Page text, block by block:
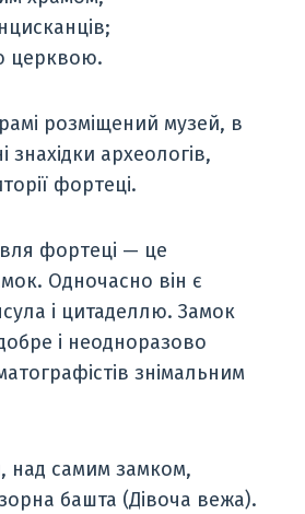
церквою.
розміщений музей, в
знахідки археологів,
фортеці.
фортеці — це
Одночасно він є
і цитаделлю. Замок
і неодноразово
знімальним
над самим замком,
башта (Дівоча вежа).